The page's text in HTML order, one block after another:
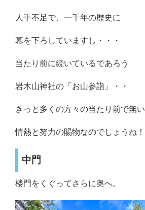
人手不足で、一千年の歴史に
幕を下ろしていますし・・・
当たり前に続いているであろう
岩木山神社の「お山参詣」・・
きっと多くの方々の当たり前で無い
情熱と努力の賜物なのでしょうね！
中門
楼門をくぐってさらに奥へ。